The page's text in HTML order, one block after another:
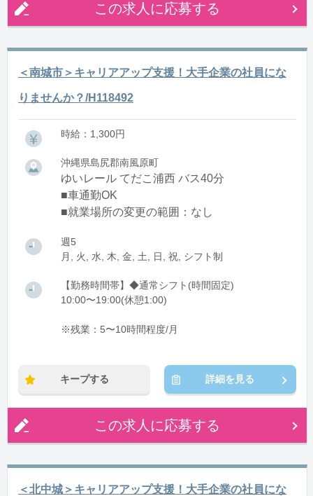
この求人に応募する
＜南城市＞キャリアアップ支援！大手企業の社員にな
りませんか？/H118492
時給：1,300円
沖縄県島尻郡南風原町
ゆいレール てだこ浦西 バス40分
■車通勤OK
■就業場所の変更の範囲：なし
週5
月, 火, 水, 木, 金, 土, 日, 祝, シフト制
【勤務時間帯】◆通常シフト(時間固定)
10:00〜19:00(休憩1:00)
※残業：5〜10時間程度/月
キープする 詳細を見る
この求人に応募する
＜北中城＞キャリアアップ支援！大手企業の社員にな